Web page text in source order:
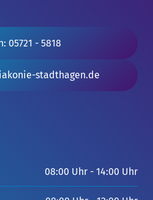
05721 - 5818
stadthagen.de
08:00 Uhr - 14:00 Uhr